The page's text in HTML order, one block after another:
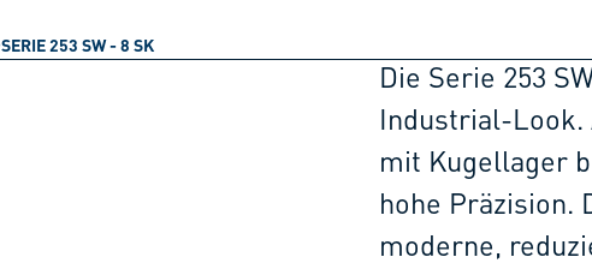
SERIE 253 SW - 8 SK
Die Serie 253
Industrial-Look.
mit Kugellager
hohe Präzision.
moderne,